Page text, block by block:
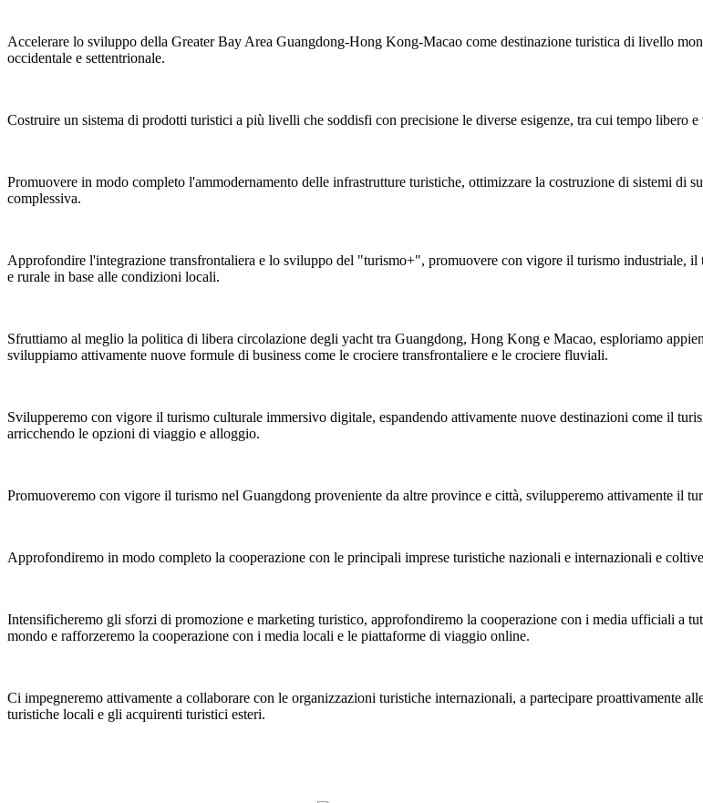
Accelerare lo sviluppo della Greater Bay Area Guangdong-Hong Kong-Macao come destinazione turistica di livello
occidentale e settentrionale.
Costruire un sistema di prodotti turistici a più livelli che soddisfi con precisione le diverse esigenze, tra cui tempo libero
Promuovere in modo completo l'ammodernamento delle infrastrutture turistiche, ottimizzare la costruzione di sistemi di
complessiva.
Approfondire l'integrazione transfrontaliera e lo sviluppo del "turismo+", promuovere con vigore il turismo industriale,
e rurale in base alle condizioni locali.
Sfruttiamo al meglio la politica di libera circolazione degli yacht tra Guangdong, Hong Kong e Macao, esploriamo
sviluppiamo attivamente nuove formule di business come le crociere transfrontaliere e le crociere fluviali.
Svilupperemo con vigore il turismo culturale immersivo digitale, espandendo attivamente nuove destinazioni come il
arricchendo le opzioni di viaggio e alloggio.
Promuoveremo con vigore il turismo nel Guangdong proveniente da altre province e città, svilupperemo attivamente il
Approfondiremo in modo completo la cooperazione con le principali imprese turistiche nazionali e internazionali e
Intensificheremo gli sforzi di promozione e marketing turistico, approfondiremo la cooperazione con i media ufficiali a
mondo e rafforzeremo la cooperazione con i media locali e le piattaforme di viaggio online.
Ci impegneremo attivamente a collaborare con le organizzazioni turistiche internazionali, a partecipare proattivamente
turistiche locali e gli acquirenti turistici esteri.